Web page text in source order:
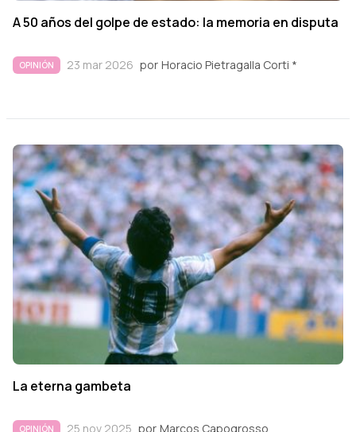
A 50 años del golpe de estado: la memoria en disputa
OPINIÓN 23 mar 2026 por Horacio Pietragalla Corti *
La eterna gambeta
OPINIÓN 25 nov 2025 por Marcos Capogrosso